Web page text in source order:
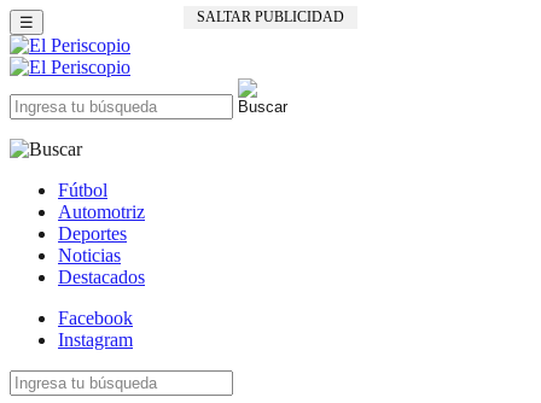
SALTAR PUBLICIDAD
☰
Fútbol
Automotriz
Deportes
Noticias
Destacados
Facebook
Instagram